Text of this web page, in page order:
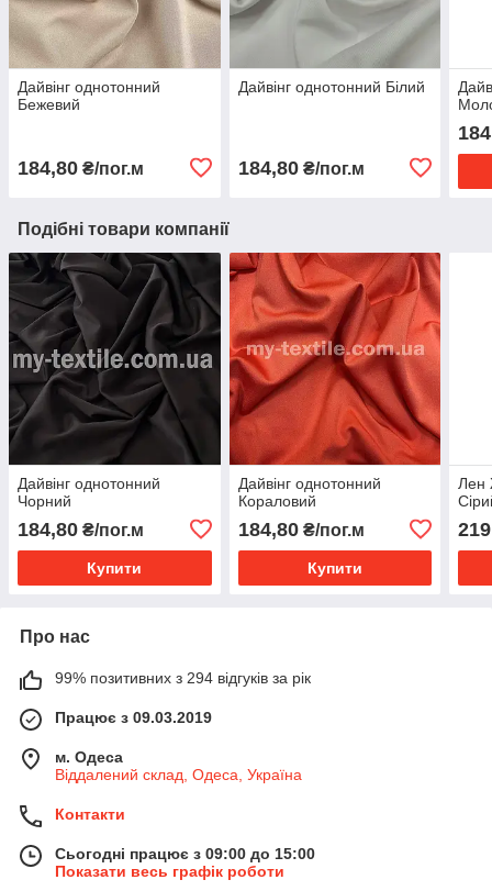
Дайвінг однотонний
Бежевий
184,80 ₴/пог.м
Дайвінг однотонний Білий
184,80₴/пог.м
Подібні товари компанії
Дайвінг однотонний
Чорний
184,80 ₴/пог.м
Купити
Дайвінг однотонний
Кораловий
184,80₴/пог.м
Купити
Лен
Про нас
99% позитивних з 294 відгуків за рік
Працює з 09.03.2019
м. Одеса
Віддалений склад, Одеса, Україна
Контакти
Сьогодні працює з 09:00 до 15:00
Показати весь графік роботи